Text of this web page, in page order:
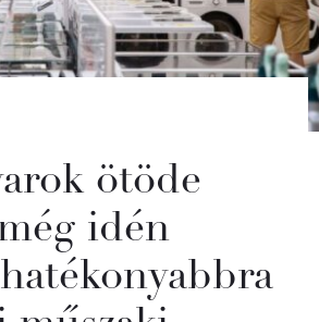
ötöde
idén